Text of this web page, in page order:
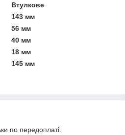
Втулкове
143 мм
56 мм
40 мм
18 мм
145 мм
по передоплаті.